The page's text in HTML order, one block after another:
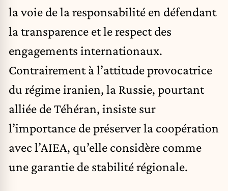
la voie de la responsabilité en défendant
la transparence et le respect des
engagements internationaux.
Contrairement à l’attitude provocatrice
du régime iranien, la Russie, pourtant
alliée de Téhéran, insiste sur
l’importance de préserver la coopération
avec l’AIEA, qu’elle considère comme
une garantie de stabilité régionale.